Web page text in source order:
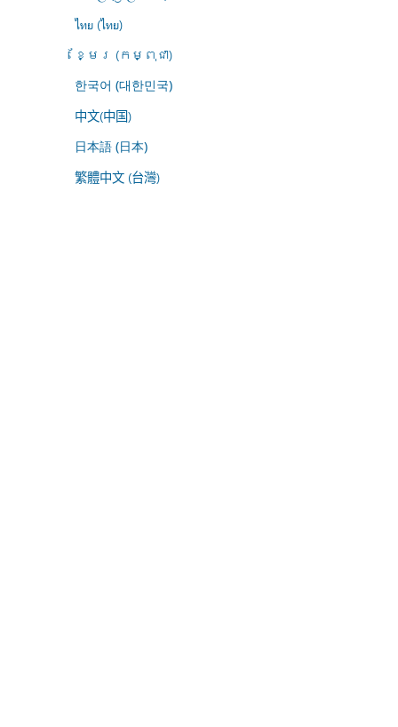
ไทย (ไทย)
ខ្មែរ (កម្ពុជា)
한국어 (대한민국)
中文(中国)
日本語 (日本)
繁體中文 (台灣)